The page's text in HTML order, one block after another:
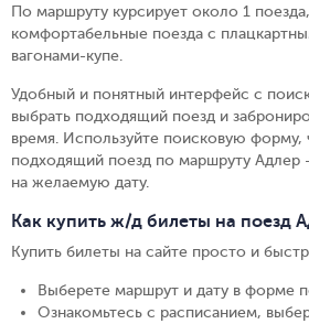
По маршруту курсирует около 1
комфортабельные поезда с
вагонами-купе.
Удобный и понятный интерфейс с
выбрать подходящий поезд и
время. Используйте поисковую форму,
подходящий поезд по маршруту
на желаемую дату.
Как купить ж/д билеты на поезд
Купить билеты на сайте просто и
Выберете маршрут и дату в форме
Ознакомьтесь с расписанием,